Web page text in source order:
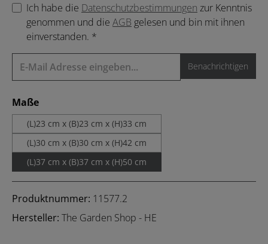
Ich habe die Datenschutzbestimmungen zur Kenntnis
genommen und die AGB gelesen und bin mit ihnen
einverstanden. *
Benachrichtigen
Maßeauswählen
(L)23 cm x (B)23 cm x (H)33 cm
(L)30 cm x (B)30 cm x (H)42 cm
(L)37 cm x (B)37 cm x (H)50 cm
Produktnummer: 11577.2
Hersteller: The Garden Shop - HE